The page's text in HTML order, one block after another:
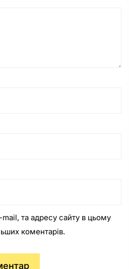
та адресу сайту в цьому
коментарів.